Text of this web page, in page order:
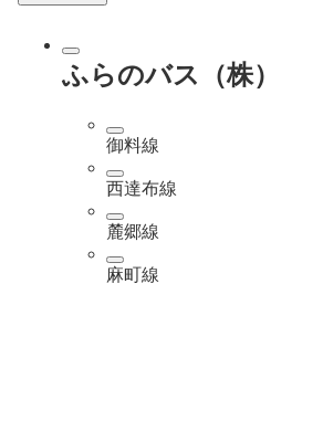
ふらのバス（株）
御料線
西達布線
麓郷線
麻町線